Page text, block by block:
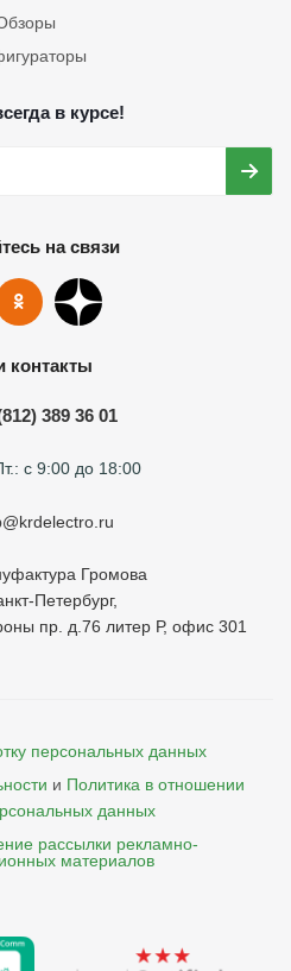
в курсе!
на связи
контакты
389 36 01
с 9:00 до 18:00
Громова
Петербург,
пр. д.76 литер Р, офис 301
персональных данных
и Политика в отношении
данных
рассылки рекламно-
материалов